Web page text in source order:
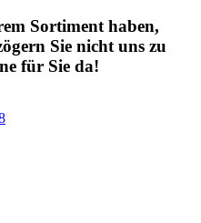
Sortiment haben,
Sie nicht uns zu
für Sie da!